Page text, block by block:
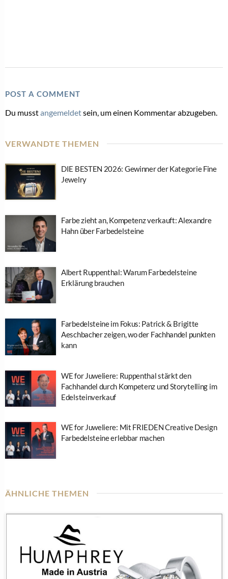
POST A COMMENT
Du musstangemeldetsein, um einen Kommentar abzugeben.
VERWANDTE THEMEN
DIE BESTEN 2026: Gewinner der Kategorie Fine
Jewelry
Farbe zieht an, Kompetenz verkauft: Alexandre
Hahn über Farbedelsteine
Albert Ruppenthal: Warum Farbedelsteine
Erklärung brauchen
Farbedelsteine im Fokus: Patrick & Brigitte
Aeschbacher zeigen, wo der Fachhandel punkten
kann
WE for Juweliere: Ruppenthal stärkt den
Fachhandel durch Kompetenz und Storytelling im
Edelsteinverkauf
WE for Juweliere: Mit FRIEDEN Creative Design
Farbedelsteine erlebbar machen
ÄHNLICHE THEMEN